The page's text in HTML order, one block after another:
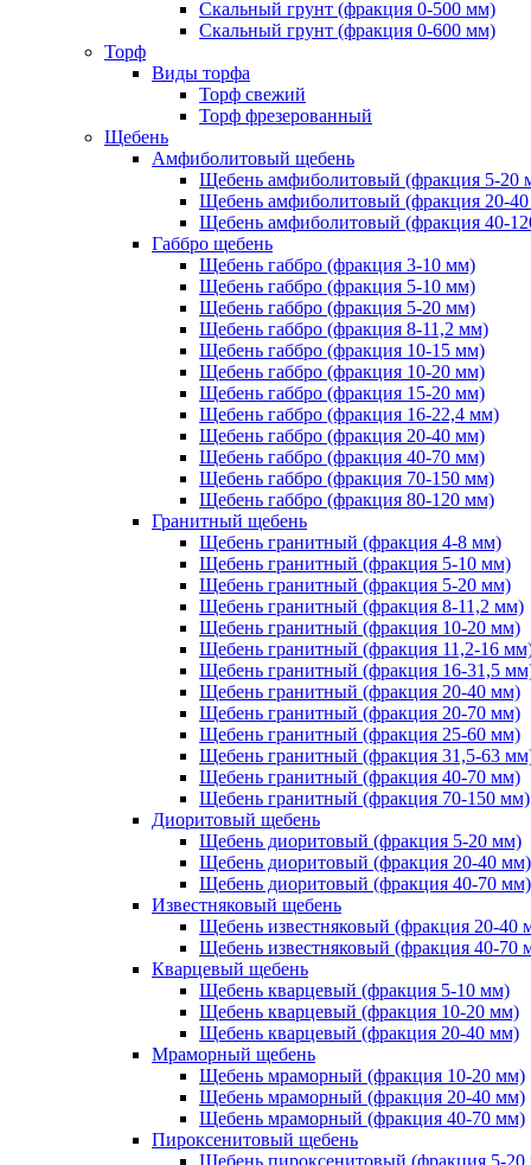
Скальный грунт (фракция 0-500 мм)
Скальный грунт (фракция 0-600 мм)
Торф
Виды торфа
Торф свежий
Торф фрезерованный
Щебень
Амфиболитовый щебень
Щебень амфиболитовый (фракция 5-20
Щебень амфиболитовый (фракция 20-
Щебень амфиболитовый (фракция 40-
Габбро щебень
Щебень габбро (фракция 3-10 мм)
Щебень габбро (фракция 5-10 мм)
Щебень габбро (фракция 5-20 мм)
Щебень габбро (фракция 8-11,2 мм)
Щебень габбро (фракция 10-15 мм)
Щебень габбро (фракция 10-20 мм)
Щебень габбро (фракция 15-20 мм)
Щебень габбро (фракция 16-22,4 мм)
Щебень габбро (фракция 20-40 мм)
Щебень габбро (фракция 40-70 мм)
Щебень габбро (фракция 70-150 мм)
Щебень габбро (фракция 80-120 мм)
Гранитный щебень
Щебень гранитный (фракция 4-8 мм)
Щебень гранитный (фракция 5-10 мм)
Щебень гранитный (фракция 5-20 мм)
Щебень гранитный (фракция 8-11,2 мм)
Щебень гранитный (фракция 10-20 мм)
Щебень гранитный (фракция 11,2-16
Щебень гранитный (фракция 16-31,5
Щебень гранитный (фракция 20-40 мм)
Щебень гранитный (фракция 20-70 мм)
Щебень гранитный (фракция 25-60 мм)
Щебень гранитный (фракция 31,5-63
Щебень гранитный (фракция 40-70 мм)
Щебень гранитный (фракция 70-150 мм)
Диоритовый щебень
Щебень диоритовый (фракция 5-20 мм)
Щебень диоритовый (фракция 20-40 мм)
Щебень диоритовый (фракция 40-70 мм)
Известняковый щебень
Щебень известняковый (фракция 20-40
Щебень известняковый (фракция 40-70
Кварцевый щебень
Щебень кварцевый (фракция 5-10 мм)
Щебень кварцевый (фракция 10-20 мм)
Щебень кварцевый (фракция 20-40 мм)
Мраморный щебень
Щебень мраморный (фракция 10-20 мм)
Щебень мраморный (фракция 20-40 мм)
Щебень мраморный (фракция 40-70 мм)
Пироксенитовый щебень
Щебень пироксенитовый (фракция 5-